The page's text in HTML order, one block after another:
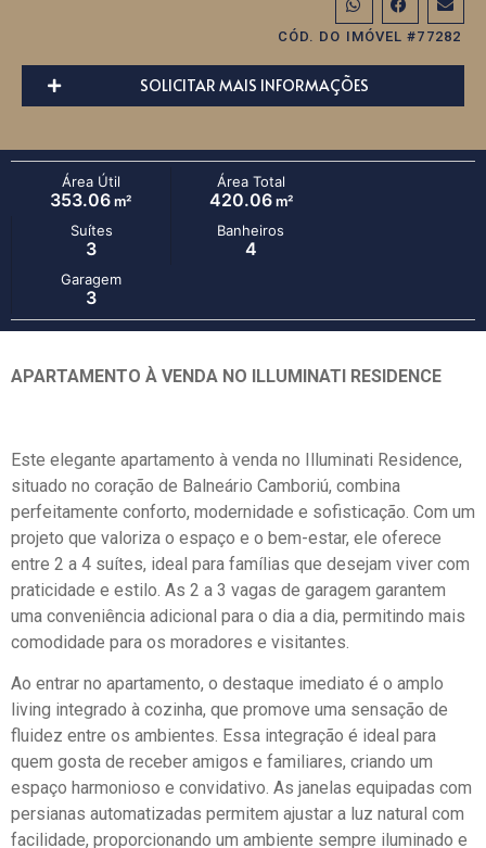
CÓD. DO IMÓVEL #77282
SOLICITAR MAIS INFORMAÇÕES
Área Útil
353.06 m²
Área Total
420.06m²
Suítes
3
Banheiros
4
Garagem
3
APARTAMENTO À VENDA NO ILLUMINATI RESIDENCE
Este elegante apartamento à venda no Illuminati Residence,
situado no coração de Balneário Camboriú, combina
perfeitamente conforto, modernidade e sofisticação. Com um
projeto que valoriza o espaço e o bem-estar, ele oferece
entre 2 a 4 suítes, ideal para famílias que desejam viver com
praticidade e estilo. As 2 a 3 vagas de garagem garantem
uma conveniência adicional para o dia a dia, permitindo mais
comodidade para os moradores e visitantes.
Ao entrar no apartamento, o destaque imediato é o amplo
living integrado à cozinha, que promove uma sensação de
fluidez entre os ambientes. Essa integração é ideal para
quem gosta de receber amigos e familiares, criando um
espaço harmonioso e convidativo. As janelas equipadas com
persianas automatizadas permitem ajustar a luz natural com
facilidade, proporcionando um ambiente sempre iluminado e